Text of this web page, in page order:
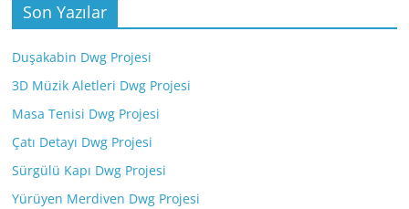
Son Yazılar
Duşakabin Dwg Projesi
3D Müzik Aletleri Dwg Projesi
Masa Tenisi Dwg Projesi
Çatı Detayı Dwg Projesi
Sürgülü Kapı Dwg Projesi
Yürüyen Merdiven Dwg Projesi